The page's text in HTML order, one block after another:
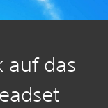
auf das